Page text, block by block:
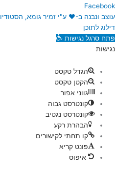
Facebook
עוצב ונבנה ב-♥︎ ע"י זמיר גומא, הסטודיו
דילוג לתוכן
פתח סרגל נגישות
נגישות
הגדל טקסט
הקטן טקסט
גווני אפור
קונטרסט גבוה
קונטרסט נגטיב
הבהרת רקע
קו תחתי לקישורים
פונט קריא
איפוס